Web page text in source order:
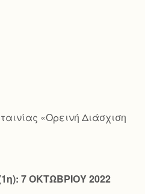
«Ορεινή Διάσχιση
7 ΟΚΤΩΒΡΙΟΥ 2022